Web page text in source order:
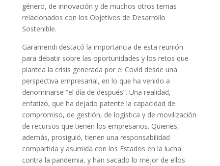
género, de innovación y de muchos otros temas
relacionados con los Objetivos de Desarrollo
Sostenible.
Garamendi destacó la importancia de esta reunión
para debatir sobre las oportunidades y los retos que
plantea la crisis generada por el Covid desde una
perspectiva empresarial, en lo que ha venido a
denominarse “el día de después”. Una realidad,
enfatizó, que ha dejado patente la capacidad de
compromiso, de gestión, de logística y de movilización
de recursos que tienen los empresarios. Quienes,
además, prosiguió, tienen una responsabilidad
compartida y asumida con los Estados en la lucha
contra la pandemia, y han sacado lo mejor de ellos